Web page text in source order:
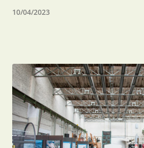
10/04/2023